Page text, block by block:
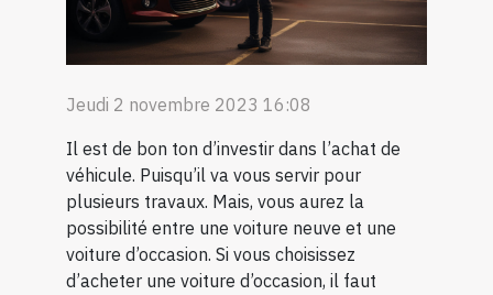
Jeudi 2 novembre 2023 16:08
Il est de bon ton d’investir dans l’achat de
véhicule. Puisqu’il va vous servir pour
plusieurs travaux. Mais, vous aurez la
possibilité entre une voiture neuve et une
voiture d’occasion. Si vous choisissez
d’acheter une voiture d’occasion, il faut